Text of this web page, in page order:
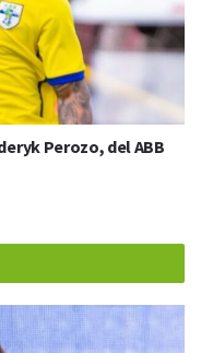
Perozo, del ABB